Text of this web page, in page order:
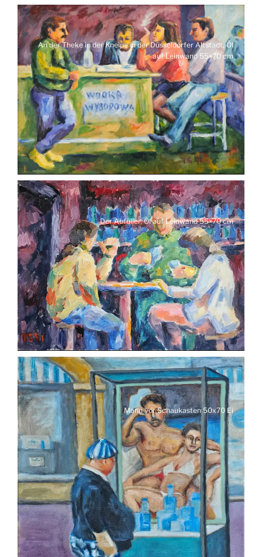
An der Theke in der Kneipe in der Düsseldorfer Altstadt, Öl
auf Leinwand 55×70 cm
Der Abfüller, Öl auf Leinwand 55×70 cm
Mann vor Schaukasten 50x70 Ei